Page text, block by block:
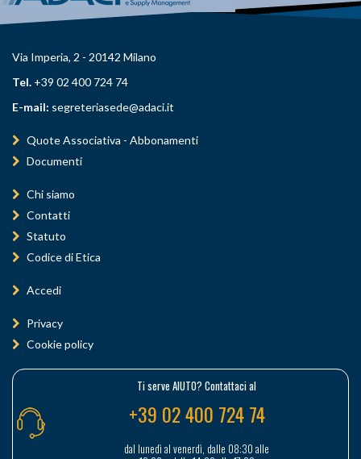
Via Imperia, 2 - 20142 Milano
Tel. +39 02 400 724 74
E-mail: segreteriasede@adaci.it
Quote Associativa - Abbonamenti
Documenti
Chi siamo
Contatti
Statuto
Codice di Etica
Accedi
Privacy
Cookie policy
Ti serve AIUTO? Contattaci al
+39 02 400 724 74
dal lunedì al venerdì, dalle 08:30 alle